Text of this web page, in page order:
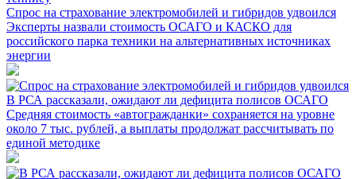
Спрос на страхование электромобилей и гибридов удвоился
Эксперты назвали стоимость ОСАГО и КАСКО для
российского парка техники на альтернативных источниках
энергии
В РСА рассказали, ожидают ли дефицита полисов ОСАГО
Средняя стоимость «автогражданки» сохраняется на уровне
около 7 тыс. рублей, а выплаты продолжат рассчитывать по
единой методике